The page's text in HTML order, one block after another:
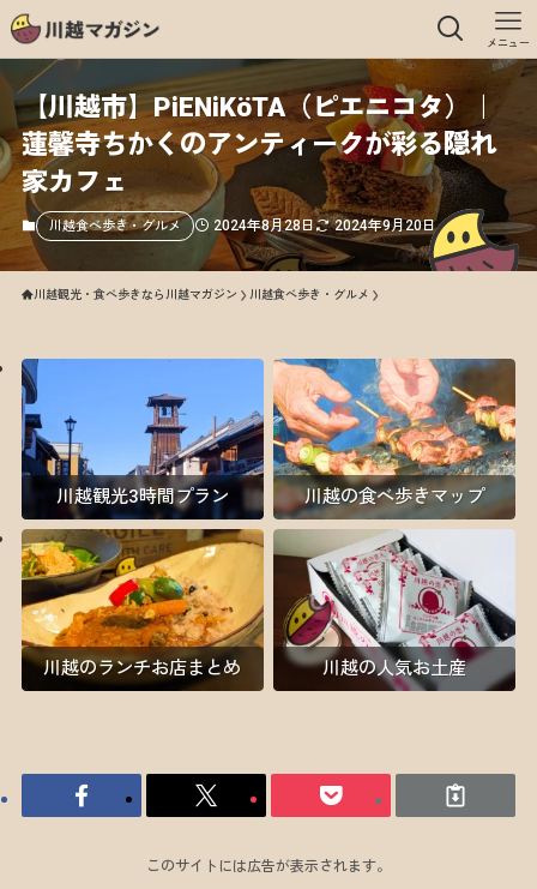
メニュー
【川越市】PiENiKöTA（ピエニコタ）｜
蓮馨寺ちかくのアンティークが彩る隠れ
家カフェ
川越食べ歩き・グルメ 2024年8月28日 2024年9月20日
川越観光・食べ歩きなら川越マガジン 川越食べ歩き・グルメ
川越観光3時間プラン 川越の食べ歩きマップ
川越のランチお店まとめ 川越の人気お土産
このサイトには広告が表示されます。